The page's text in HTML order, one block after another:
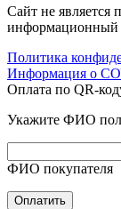
Сайт не является
информационный
Политика
Информация о
Оплата по QR-
Укажите ФИО
ФИО покупателя
Оплатить